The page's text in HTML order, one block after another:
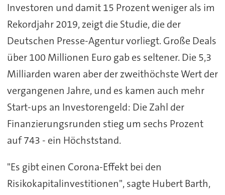
Investoren und damit 15 Prozent weniger als im
Rekordjahr 2019, zeigt die Studie, die der
Deutschen Presse-Agentur vorliegt. Große Deals
über 100 Millionen Euro gab es seltener. Die 5,3
Milliarden waren aber der zweithöchste Wert der
vergangenen Jahre, und es kamen auch mehr
Start-ups an Investorengeld: Die Zahl der
Finanzierungsrunden stieg um sechs Prozent
auf 743 - ein Höchststand.
"Es gibt einen Corona-Effekt bei den
Risikokapitalinvestitionen", sagte Hubert Barth,